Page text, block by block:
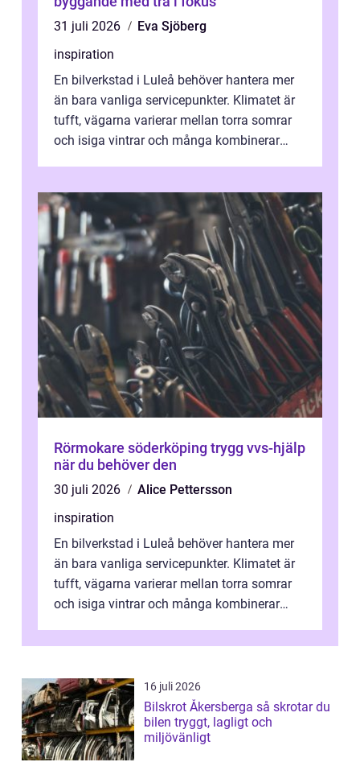
31 juli 2026
Eva Sjöberg
inspiration
En bilverkstad i Luleå behöver hantera mer
än bara vanliga servicepunkter. Klimatet är
tufft, vägarna varierar mellan torra somrar
och isiga vintrar och många kombinerar
Rörmokare söderköping trygg vvs-hjälp
när du behöver den
30 juli 2026
Alice Pettersson
inspiration
En bilverkstad i Luleå behöver hantera mer
än bara vanliga servicepunkter. Klimatet är
tufft, vägarna varierar mellan torra somrar
och isiga vintrar och många kombinerar
16 juli 2026
Bilskrot Åkersberga så skrotar du
bilen tryggt, lagligt och
miljövänligt